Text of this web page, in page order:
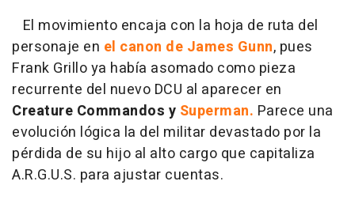
El movimiento encaja con la hoja de ruta del
personaje en el canon de James Gunn, pues
Frank Grillo ya había asomado como pieza
recurrente del nuevo DCU al aparecer en
Creature Commandos y Superman. Parece una
evolución lógica la del militar devastado por la
pérdida de su hijo al alto cargo que capitaliza
A.R.G.U.S. para ajustar cuentas.